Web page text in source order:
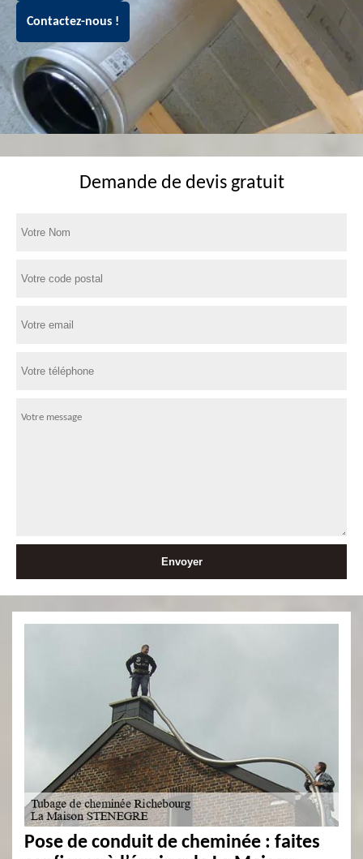
Contactez-nous !
Demande de devis gratuit
Pose de conduit de cheminée : faites